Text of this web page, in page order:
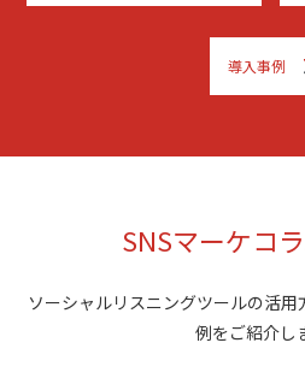
導入事例
SNSマーケコ
ソーシャルリスニングツールの活用
例をご紹介し